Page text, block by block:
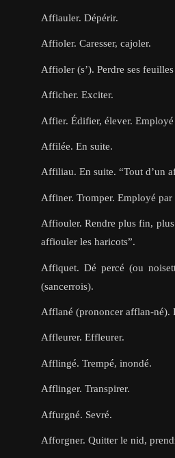
Affiauler. Dépérir.
Affioler. Caresser, cajoler.
Affioler (s’). Perdre ses
Afficher. Exciter.
Affier. Édifier, élever. Employé
Affilée. En suite.
Affiliau. En suite. “Tout d’un
Affiner. Tromper. Employé par
Affiouler. Rendre plus fin,
affiouler les haricots”.
Affiquet. Dé percé (ou
(sancerrois).
Afflané (prononcer afflan-né).
Affleurer. Effleurer.
Afflingé. Trempé, inondé.
Afflinger. Transpirer.
Affurgné. Sevré.
Afforgner. Quitter le nid,